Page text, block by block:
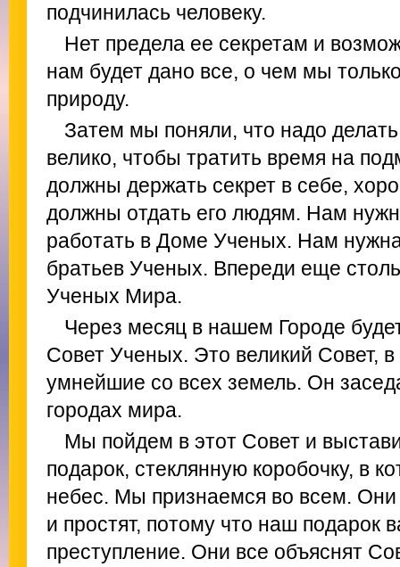
подчинилась человеку.
Нет предела ее секретам и
нам будет дано все, о чем мы
природу.
Затем мы поняли, что надо
велико, чтобы тратить время на
должны держать секрет в себе,
должны отдать его людям. Нам
работать в Доме Ученых. Нам
братьев Ученых. Впереди еще
Ученых Мира.
Через месяц в нашем Городе
Совет Ученых. Это великий Совет,
умнейшие со всех земель. Он
городах мира.
Мы пойдем в этот Совет и
подарок, стеклянную коробочку, в
небес. Мы признаемся во всем. Они
и простят, потому что наш подарок
преступление. Они все объяснят